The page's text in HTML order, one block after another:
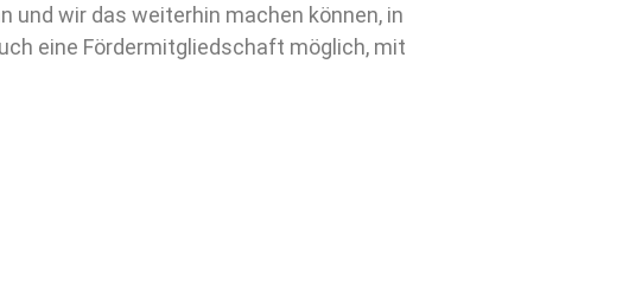
und wir das weiterhin machen können, in
eine Fördermitgliedschaft möglich, mit